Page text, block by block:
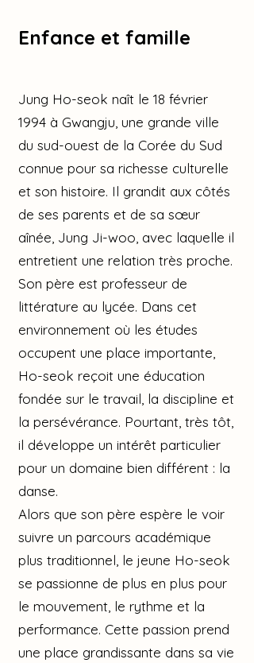
Enfance et famille
Jung Ho-seok naît le 18 février
1994 à Gwangju, une grande ville
du sud-ouest de la Corée du Sud
connue pour sa richesse culturelle
et son histoire. Il grandit aux côtés
de ses parents et de sa sœur
aînée, Jung Ji-woo, avec laquelle il
entretient une relation très proche.
Son père est professeur de
littérature au lycée. Dans cet
environnement où les études
occupent une place importante,
Ho-seok reçoit une éducation
fondée sur le travail, la discipline et
la persévérance. Pourtant, très tôt,
il développe un intérêt particulier
pour un domaine bien différent : la
danse.
Alors que son père espère le voir
suivre un parcours académique
plus traditionnel, le jeune Ho-seok
se passionne de plus en plus pour
le mouvement, le rythme et la
performance. Cette passion prend
une place grandissante dans sa vie